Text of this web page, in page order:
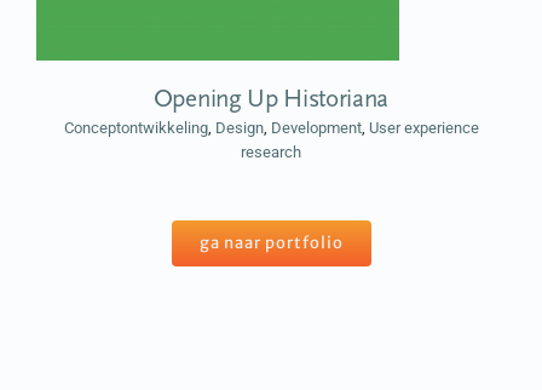
Opening Up Historiana
Conceptontwikkeling, Design, Development, User experience
research
ga naar portfolio